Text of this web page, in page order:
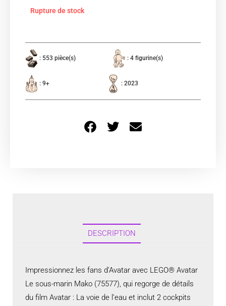
Rupture de stock
: 553 pièce(s) : 4 figurine(s)
: 9+ : 2023
DESCRIPTION
Impressionnez les fans d’Avatar avec LEGO® Avatar
Le sous-marin Mako (75577), qui regorge de détails
du film Avatar : La voie de l’eau et inclut 2 cockpits